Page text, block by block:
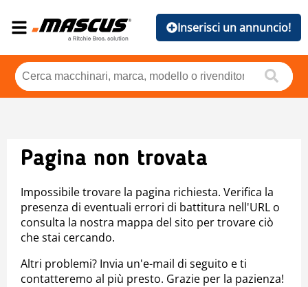
Inserisci un annuncio!
Pagina non trovata
Impossibile trovare la pagina richiesta. Verifica la
presenza di eventuali errori di battitura nell'URL o
consulta la nostra mappa del sito per trovare ciò
che stai cercando.
Altri problemi? Invia un'e-mail di seguito e ti
contatteremo al più presto. Grazie per la pazienza!